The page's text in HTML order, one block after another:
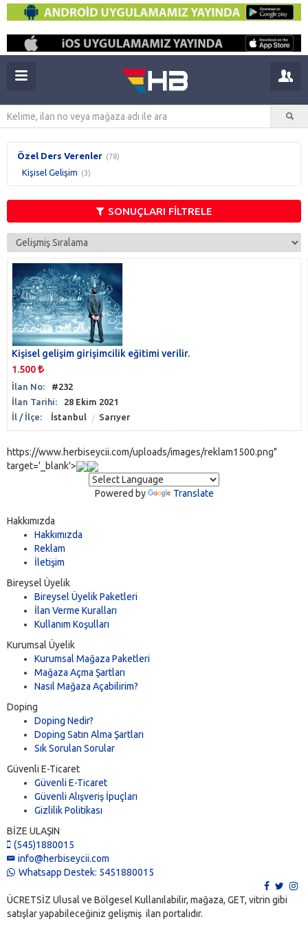
Özel Ders Verenler (78)
Kişisel Gelişim (3)
SONUÇLARI FİLTRELE
Kişisel gelişim girişimcilik eğitimi verilir.
1.500
İlan No:
#232
İlan Tarihi:
28 Ekim 2021
İl / İlçe:
İstanbul Sarıyer
https://www.herbiseycii.com/uploads/images/reklam1500.png"
target='_blank'>
Powered by Translate
Hakkımızda
Hakkımızda
Reklam
İletişim
Bireysel Üyelik
Bireysel Üyelik Paketleri
İlan Verme Kuralları
Kullanım Koşulları
Kurumsal Üyelik
Kurumsal Mağaza Paketleri
Mağaza Açma Şartları
Nasıl Mağaza Açabilirim?
Doping
Doping Nedir?
Doping Satın Alma Şartları
Sık Sorulan Sorular
Güvenli E-Ticaret
Güvenli E-Ticaret
Güvenli Alışveriş İpuçları
Gizlilik Politikası
BİZE ULAŞIN
(545)1880015
info@herbiseycii.com
Whatsapp Destek: 5451880015
ÜCRETSİZ Ulusal ve Bölgesel Kullanılabilir, mağaza, GET, vitrin gibi
satışlar yapabileceğiniz gelişmiş ilan portalıdır.